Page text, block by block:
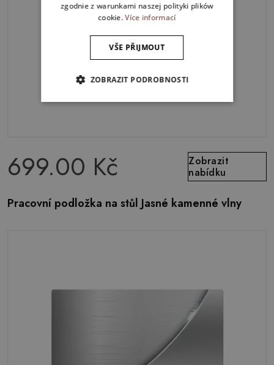
699.00 Kč
Zobrazit
nabídku
Pracovní podložka na stůl Jasné kamenné vlny
zgodnie z warunkami naszej polityki plików
cookie.Více informací
VŠE PŘIJMOUT
ZOBRAZIT PODROBNOSTI